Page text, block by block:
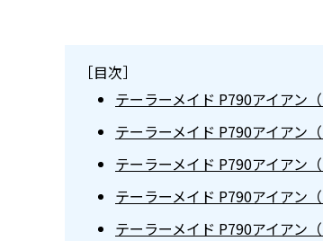
［目次］
テーラーメイド P790アイアン
テーラーメイド P790アイアン
テーラーメイド P790アイアン
テーラーメイド P790アイアン
テーラーメイド P790アイアン